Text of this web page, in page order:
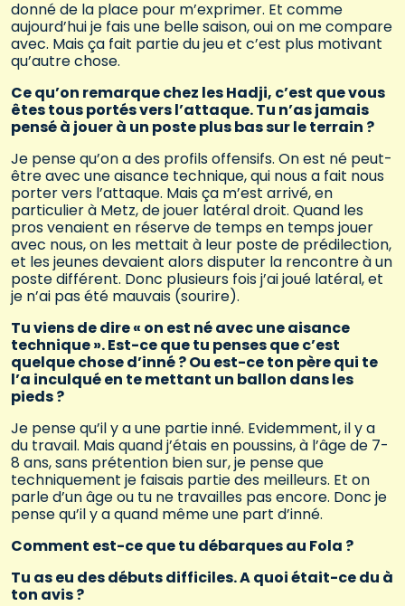
donné de la place pour m’exprimer. Et comme
aujourd’hui je fais une belle saison, oui on me compare
avec. Mais ça fait partie du jeu et c’est plus motivant
qu’autre chose.
Ce qu’on remarque chez les Hadji, c’est que vous
êtes tous portés vers l’attaque. Tu n’as jamais
pensé à jouer à un poste plus bas sur le terrain ?
Je pense qu’on a des profils offensifs. On est né peut-
être avec une aisance technique, qui nous a fait nous
porter vers l’attaque. Mais ça m’est arrivé, en
particulier à Metz, de jouer latéral droit. Quand les
pros venaient en réserve de temps en temps jouer
avec nous, on les mettait à leur poste de prédilection,
et les jeunes devaient alors disputer la rencontre à un
poste différent. Donc plusieurs fois j’ai joué latéral, et
je n’ai pas été mauvais (sourire).
Tu viens de dire « on est né avec une aisance
technique ». Est-ce que tu penses que c’est
quelque chose d’inné ? Ou est-ce ton père qui te
l’a inculqué en te mettant un ballon dans les
pieds ?
Je pense qu’il y a une partie inné. Evidemment, il y a
du travail. Mais quand j’étais en poussins, à l’âge de 7-
8 ans, sans prétention bien sur, je pense que
techniquement je faisais partie des meilleurs. Et on
parle d’un âge ou tu ne travailles pas encore. Donc je
pense qu’il y a quand même une part d’inné.
Comment est-ce que tu débarques au Fola ?
Tu as eu des débuts difficiles. A quoi était-ce du à
ton avis ?